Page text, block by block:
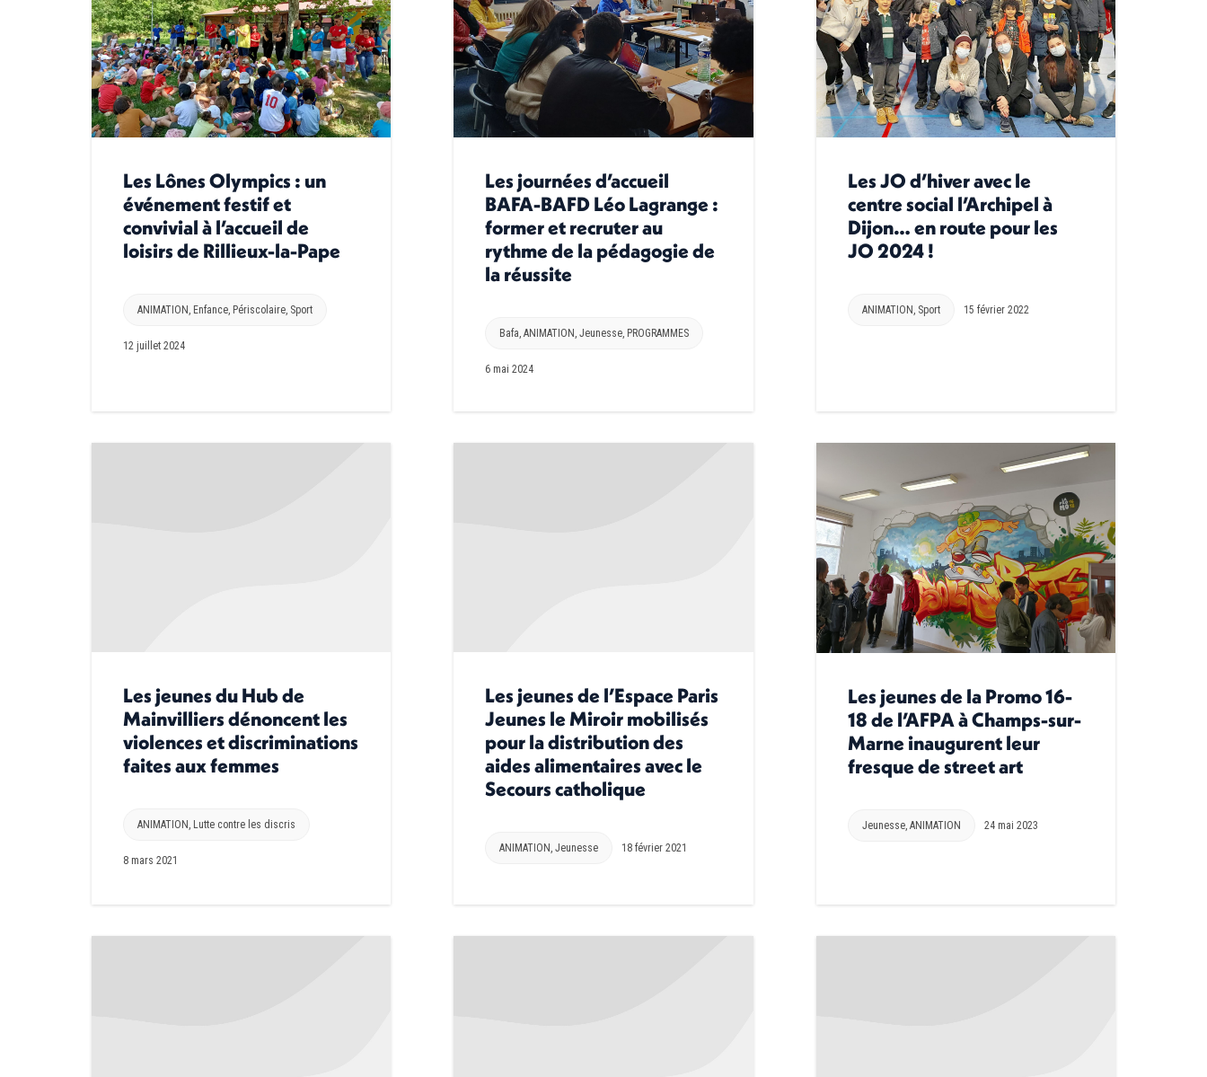
Les Lônes Olympics : un
événement festif et
convivial à l’accueil de
loisirs de Rillieux-la-Pape
ANIMATION , Enfance, Périscolaire, Sport
12 juillet 2024
Les journées d’accueil
BAFA-BAFD Léo Lagrange :
former et recruter au
rythme de la pédagogie de
la réussite
Bafa,ANIMATION ,Jeunesse, PROGRAMMES
6 mai 2024
Les JO d’hiver avec le
centre social l’Archipel à
Dijon… en route pour les
JO 2024 !
ANIMATION , Sport 15 février 2022
Les jeunes du Hub de
Mainvilliers dénoncent les
violences et discriminations
faites aux femmes
ANIMATION , Lutte contre les discris
8 mars 2021
Les jeunes de l’Espace Paris
Jeunes le Miroir mobilisés
pour la distribution des
aides alimentaires avec le
Secours catholique
ANIMATION ,Jeunesse 18 février 2021
Les jeunes de la Promo 16-
18 de l’AFPA à Champs-sur-
Marne inaugurent leur
fresque de street art
Jeunesse, ANIMATION 24 mai 2023